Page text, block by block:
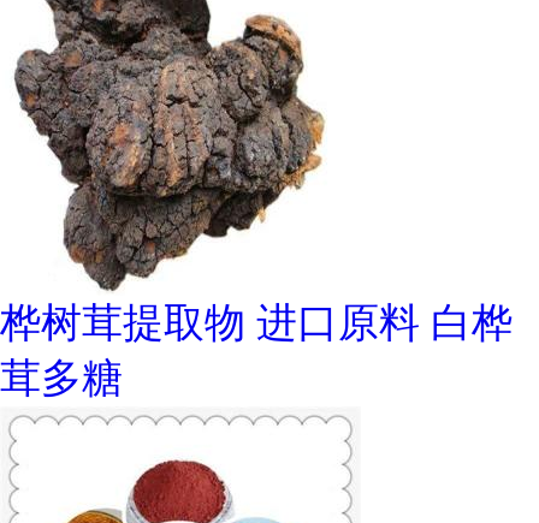
桦树茸提取物 进口原料 白桦
茸多糖